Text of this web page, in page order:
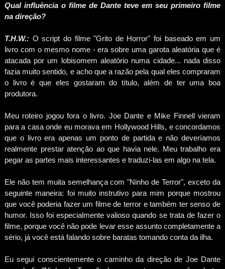
Qual influência o filme de Dante teve em seu primeiro filme
na direção?
T.H.W.:O script do filme "Grito de Horror" foi baseado em um
livro com o mesmo nome - era sobre uma garota aleatória que é
atacada por um lobisomem aleatório numa cidade... nada disso
fazia muito sentido, e acho que a razão pela qual eles compraram
o livro é que eles gostaram do título, além de ter uma boa
produtora.
Meu roteiro jogou fora o livro. Joe Dante e Mike Finnell vieram
para a casa onde eu morava em Hollywood Hills, e concordamos
que o livro era apenas um ponto de partida e não deveríamos
realmente prestar atenção ao que havia nele. Meu trabalho era
pegar as partes mais interessantes e traduzi-las em algo na tela.
Ele não tem muita semelhança com "Ninho de Terror", exceto da
seguinte maneira: foi muito instrutivo para mim porque mostrou
que você poderia fazer um filme de terror e também ter senso de
humor. Isso foi especialmente valioso quando se trata de fazer o
filme, porque você não pode levar esse assunto completamente a
sério, já você está falando sobre baratas tomando conta da ilha.
Eu segui conscientemente o caminho da direção de Joe Dante